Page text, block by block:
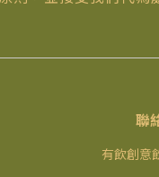
聯
有飲創意